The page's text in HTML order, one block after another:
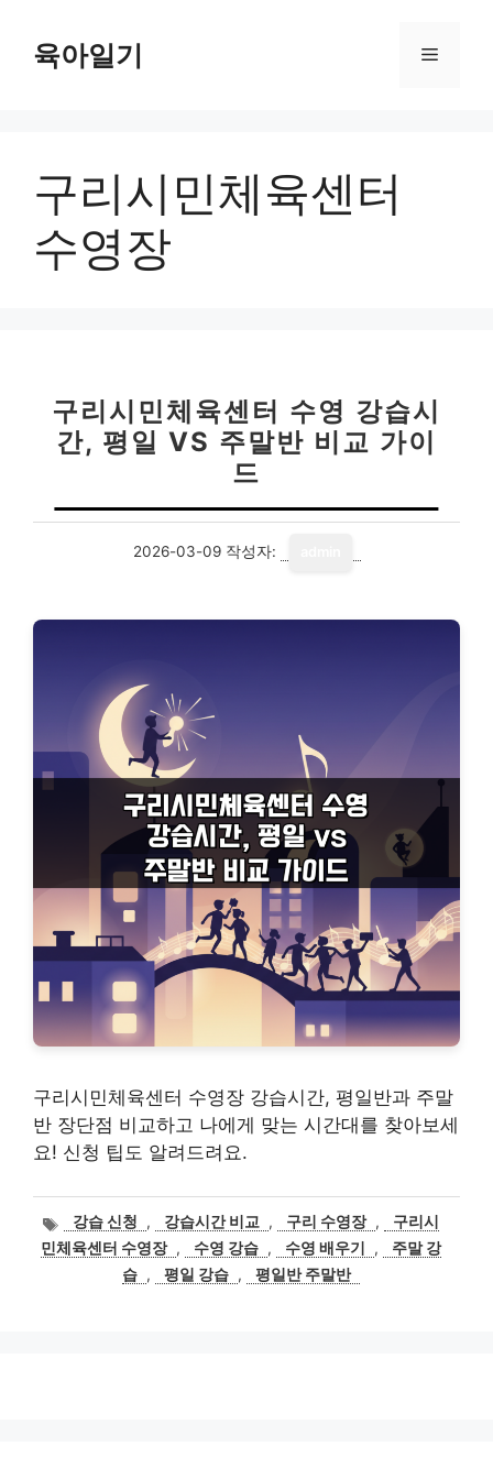
육아일기 메
구리시민체육센터
수영장
구리시민체육센터 수영 강습시
간, 평일 VS 주말반 비교 가이
드
2026-03-09 작성자:
구리시민체육센터 수영장 강습시간, 평일반과 주말
반 장단점 비교하고 나에게 맞는 시간대를 찾아보세
요! 신청 팁도 알려드려요.
태
그
강습 신청 , 강습시간 비교 , 구리 수영장 ,
구리시
민체육센터 수영장 , 수영 강습 , 수영 배우기 ,
주말 강
습 , 평일 강습 , 평일반 주말반